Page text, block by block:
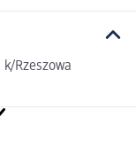
k/Rzeszowa